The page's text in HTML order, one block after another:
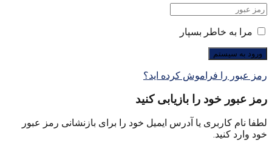
مرا به خاطر بسپار
رمز عبور را فراموش کرده اید؟
رمز عبور خود را بازیابی کنید
لطفا نام کاربری یا آدرس ایمیل خود را برای بازنشانی رمز عبور
خود وارد کنید.